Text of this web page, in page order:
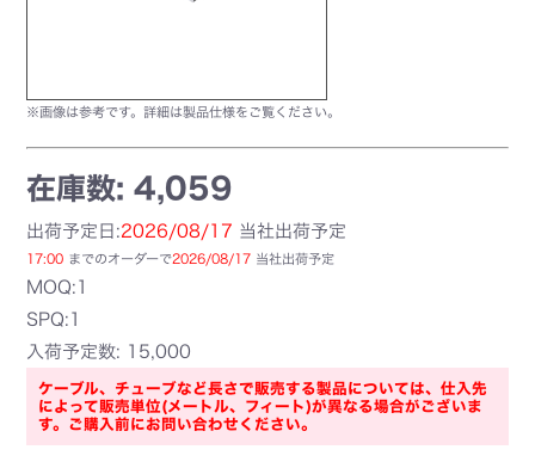
※画像は参考です。詳細は製品仕様をご覧ください。
在庫数: 4,059
出荷予定日:2026/08/17 当社出荷予定
17:00 までのオーダーで2026/08/17 当社出荷予定
MOQ:1
SPQ:1
入荷予定数: 15,000
ケーブル、チューブなど長さで販売する製品については、仕入先
によって販売単位(メートル、フィート)が異なる場合がございま
す。ご購入前にお問い合わせください。